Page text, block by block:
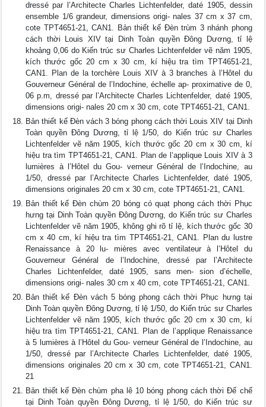
dressé par l’Architecte Charles Lichtenfelder, daté 1905, dessin
ensemble 1/6 grandeur, dimensions origi- nales 37 cm x 37 cm,
cote TPT4651-21, CAN1. Bản thiết kế Đèn trùm 3 nhánh phong
cách thời Louis XIV tại Dinh Toàn quyền Đông Dương, tỉ lệ
khoảng 0,06 do Kiến trúc sư Charles Lichtenfelder vẽ năm 1905,
kích thước gốc 20 cm x 30 cm, kí hiệu tra tìm TPT4651-21,
CAN1. Plan de la torchère Louis XIV à 3 branches à l’Hôtel du
Gouverneur Général de l’Indochine, échelle ap- proximative de 0,
06 p.m, dressé par l’Architecte Charles Lichtenfelder, daté 1905,
dimensions origi- nales 20 cm x 30 cm, cote TPT4651-21, CAN1.
Bản thiết kế Đèn vách 3 bóng phong cách thời Louis XIV tại Dinh
Toàn quyền Đông Dương, tỉ lệ 1/50, do Kiến trúc sư Charles
Lichtenfelder vẽ năm 1905, kích thước gốc 20 cm x 30 cm, kí
hiệu tra tìm TPT4651-21, CAN1. Plan de l’applique Louis XIV à 3
lumières à l’Hôtel du Gou- verneur Général de l’Indochine, au
1/50, dressé par l’Architecte Charles Lichtenfelder, daté 1905,
dimensions originales 20 cm x 30 cm, cote TPT4651-21, CAN1.
Bản thiết kế Đèn chùm 20 bóng có quạt phong cách thời Phục
hưng tại Dinh Toàn quyền Đông Dương, do Kiến trúc sư Charles
Lichtenfelder vẽ năm 1905, không ghi rõ tỉ lệ, kích thước gốc 30
cm x 40 cm, kí hiệu tra tìm TPT4651-21, CAN1. Plan du lustre
Renaissance à 20 lu- mières avec ventilateur à l’Hôtel du
Gouverneur Général de l’Indochine, dressé par l’Architecte
Charles Lichtenfelder, daté 1905, sans men- sion d’échelle,
dimensions origi- nales 30 cm x 40 cm, cote TPT4651-21, CAN1.
Bản thiết kế Đèn vách 5 bóng phong cách thời Phục hưng tại
Dinh Toàn quyền Đông Dương, tỉ lệ 1/50, do Kiến trúc sư Charles
Lichtenfelder vẽ năm 1905, kích thước gốc 20 cm x 30 cm, kí
hiệu tra tìm TPT4651-21, CAN1. Plan de l’applique Renaissance
à 5 lumières à l’Hôtel du Gou- verneur Général de l’Indochine, au
1/50, dressé par l’Architecte Charles Lichtenfelder, daté 1905,
dimensions originales 20 cm x 30 cm, cote TPT4651-21, CAN1.
21
Bản thiết kế Đèn chùm pha lê 10 bóng phong cách thời Đế chế
tại Dinh Toàn quyền Đông Dương, tỉ lệ 1/50, do Kiến trúc sư